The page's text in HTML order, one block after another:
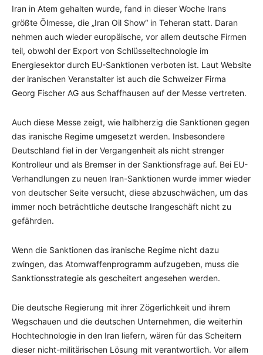
Iran in Atem gehalten wurde, fand in dieser Woche Irans
größte Ölmesse, die „Iran Oil Show“ in Teheran statt. Daran
nehmen auch wieder europäische, vor allem deutsche Firmen
teil, obwohl der Export von Schlüsseltechnologie im
Energiesektor durch EU-Sanktionen verboten ist. Laut Website
der iranischen Veranstalter ist auch die Schweizer Firma
Georg Fischer AG aus Schaffhausen auf der Messe vertreten.
Auch diese Messe zeigt, wie halbherzig die Sanktionen gegen
das iranische Regime umgesetzt werden. Insbesondere
Deutschland fiel in der Vergangenheit als nicht strenger
Kontrolleur und als Bremser in der Sanktionsfrage auf. Bei EU-
Verhandlungen zu neuen Iran-Sanktionen wurde immer wieder
von deutscher Seite versucht, diese abzuschwächen, um das
immer noch beträchtliche deutsche Irangeschäft nicht zu
gefährden.
Wenn die Sanktionen das iranische Regime nicht dazu
zwingen, das Atomwaffenprogramm aufzugeben, muss die
Sanktionsstrategie als gescheitert angesehen werden.
Die deutsche Regierung mit ihrer Zögerlichkeit und ihrem
Wegschauen und die deutschen Unternehmen, die weiterhin
Hochtechnologie in den Iran liefern, wären für das Scheitern
dieser nicht-militärischen Lösung mit verantwortlich. Vor allem